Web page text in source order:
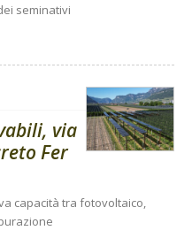
seminativi
via
Fer
capacità tra fotovoltaico,